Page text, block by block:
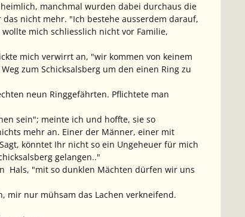
manchmal wurden dabei durchaus die
nicht mehr. "Ich bestehe ausserdem darauf,
mich schliesslich nicht vor Familie,
mich verwirrt an, "wir kommen von keinem
zum Schicksalsberg um den einen Ring zu
neun Ringgefährten. Pflichtete man
sein"; meinte ich und hoffte, sie so
mehr an. Einer der Männer, einer mit
könntet Ihr nicht so ein Ungeheuer für mich
gelangen.."
Hals, "mit so dunklen Mächten dürfen wir uns
mir nur mühsam das Lachen verkneifend.